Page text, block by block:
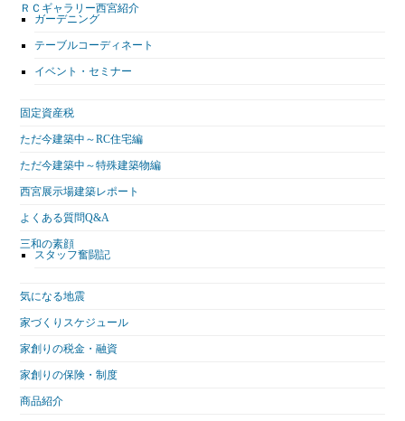
ＲＣギャラリー西宮紹介
ガーデニング
テーブルコーディネート
イベント・セミナー
固定資産税
ただ今建築中～RC住宅編
ただ今建築中～特殊建築物編
西宮展示場建築レポート
よくある質問Q&A
三和の素顔
スタッフ奮闘記
気になる地震
家づくりスケジュール
家創りの税金・融資
家創りの保険・制度
商品紹介